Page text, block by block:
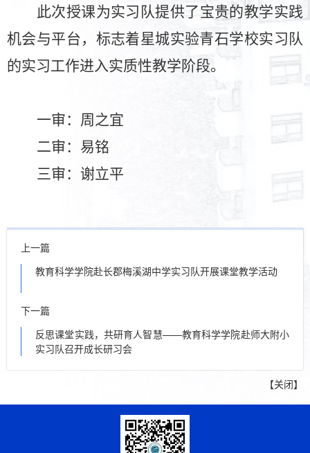
此次授课为实习队提供了宝贵的教学实践
机会与平台，标志着星城实验青石学校实习队
的实习工作进入实质性教学阶段。
一审： 周之宜
二审： 易铭
三审： 谢立平
上一篇
教育科学学院赴长郡梅溪湖中学实习队开展课堂教学活动
下一篇
反思课堂实践，共研育人智慧——教育科学学院赴师大附小
实习队召开成长研习会
【关闭】